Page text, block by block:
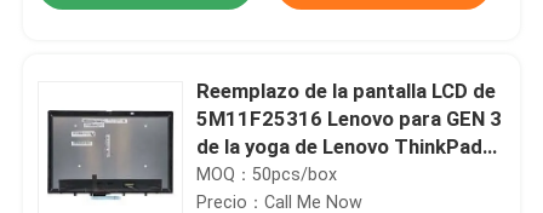
Reemplazo de la pantalla LCD de
5M11F25316 Lenovo para GEN 3
de la yoga de Lenovo ThinkPad
L13
MOQ：50pcs/box
Precio：Call Me Now